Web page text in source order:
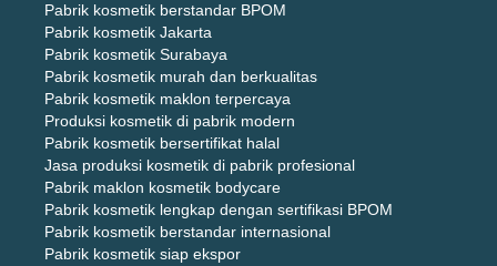
Pabrik kosmetik berstandar BPOM
Pabrik kosmetik Jakarta
Pabrik kosmetik Surabaya
Pabrik kosmetik murah dan berkualitas
Pabrik kosmetik maklon terpercaya
Produksi kosmetik di pabrik modern
Pabrik kosmetik bersertifikat halal
Jasa produksi kosmetik di pabrik profesional
Pabrik maklon kosmetik bodycare
Pabrik kosmetik lengkap dengan sertifikasi BPOM
Pabrik kosmetik berstandar internasional
Pabrik kosmetik siap ekspor